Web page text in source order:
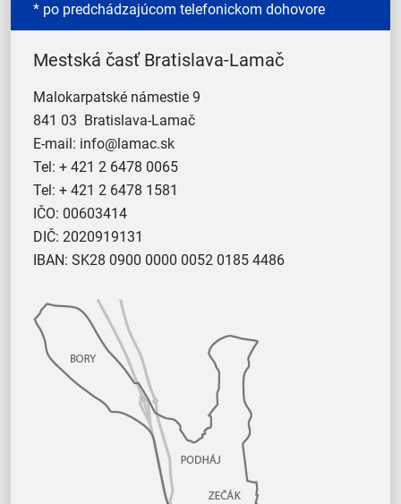
* po predchádzajúcom telefonickom dohovore
Mestská časť Bratislava-Lamač
Malokarpatské námestie 9
841 03 Bratislava-Lamač
E-mail: info@lamac.sk
Tel: + 421 2 6478 0065
Tel: + 421 2 6478 1581
IČO: 00603414
DIČ: 2020919131
IBAN: SK28 0900 0000 0052 0185 4486